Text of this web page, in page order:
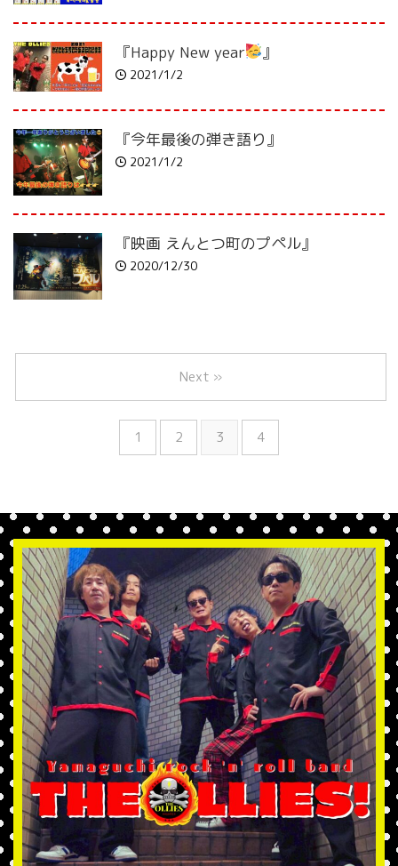
『Happy New year 』
2021/1/2
『今年最後の弾き語り』
2021/1/2
『映画 えんとつ町のプペル』
2020/12/30
1 2 3 4
Next »